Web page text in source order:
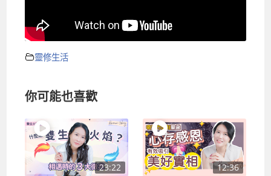
靈修生活
你可能也喜歡
23:22 12:36